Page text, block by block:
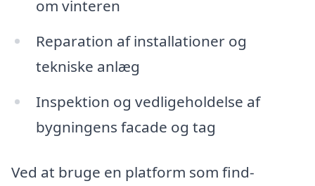
om vinteren
Reparation af installationer og
tekniske anlæg
Inspektion og vedligeholdelse af
bygningens facade og tag
Ved at bruge en platform som find-